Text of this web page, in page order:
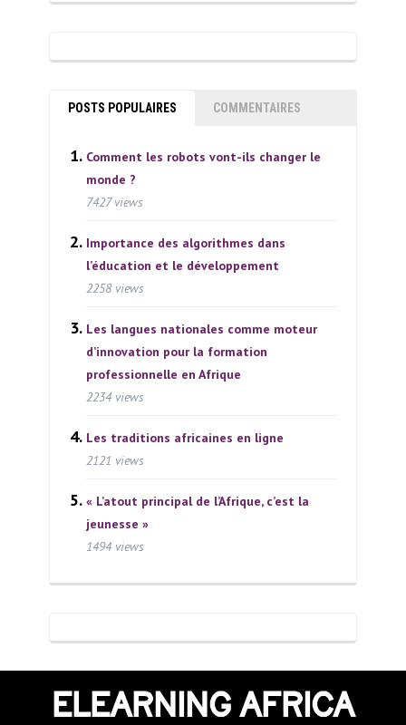
POSTS POPULAIRES COMMENTAIRES
Comment les robots vont-ils changer le
monde ?
7427 views
Importance des algorithmes dans
l’éducation et le développement
2258 views
Les langues nationales comme moteur
d’innovation pour la formation
professionnelle en Afrique
2234 views
Les traditions africaines en ligne
2121 views
« L’atout principal de l’Afrique, c’est la
jeunesse »
1494 views
ELEARNING AFRICA